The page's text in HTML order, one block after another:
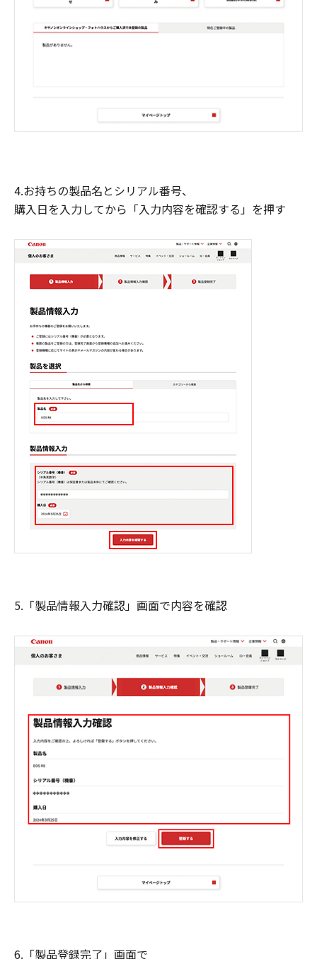
4.お持ちの製品名とシリアル番号、
購入日を入力してから「入力内容を確認する」を押す
5.「製品情報入力確認」画面で内容を確認
6.「製品登録完了」画面で